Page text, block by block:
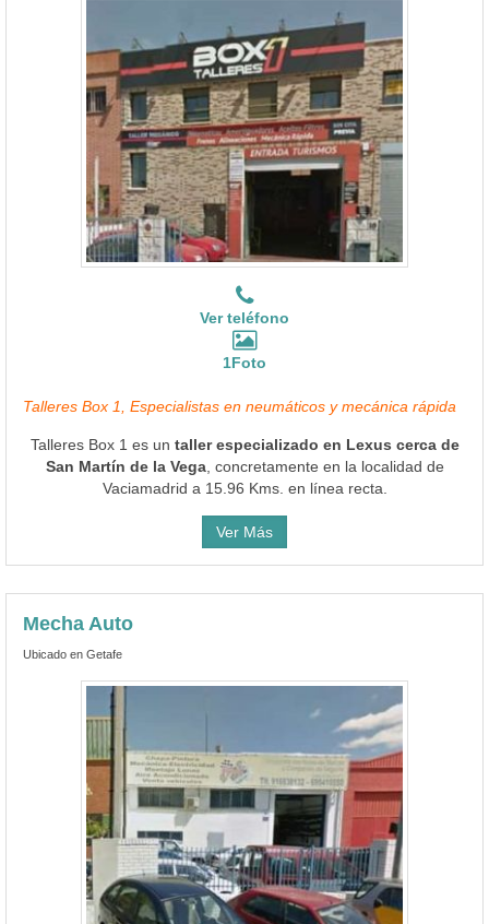
Ver teléfono
1Foto
Talleres Box 1, Especialistas en neumáticos y mecánica rápida
Talleres Box 1 es un taller especializado en Lexus cerca de
San Martín de la Vega, concretamente en la localidad de
Vaciamadrid a 15.96 Kms. en línea recta.
Ver Más
Mecha Auto
Ubicado en Getafe